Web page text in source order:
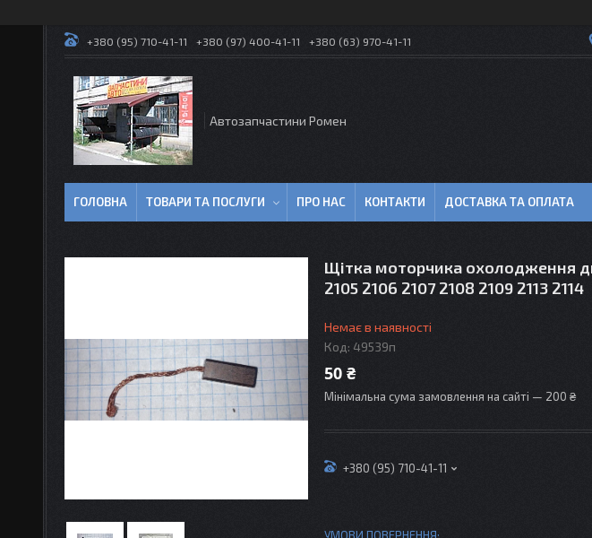
+380 (95) 710-41-11 +380 (97) 400-41-11 +380 (63) 970-41-11
Автозапчастини Ромен
ГОЛОВНА ТОВАРИ ТА ПОСЛУГИ ПРО НАС КОНТАКТИ ДОСТАВКА ТА ОПЛАТА
Щітка моторчика охолодження
2105 2106 2107 2108 2109 2113 2114
Немає в наявності
Код: 49539п
50 ₴
Мінімальна сума замовлення на сайті — 200 ₴
+380 (95) 710-41-11